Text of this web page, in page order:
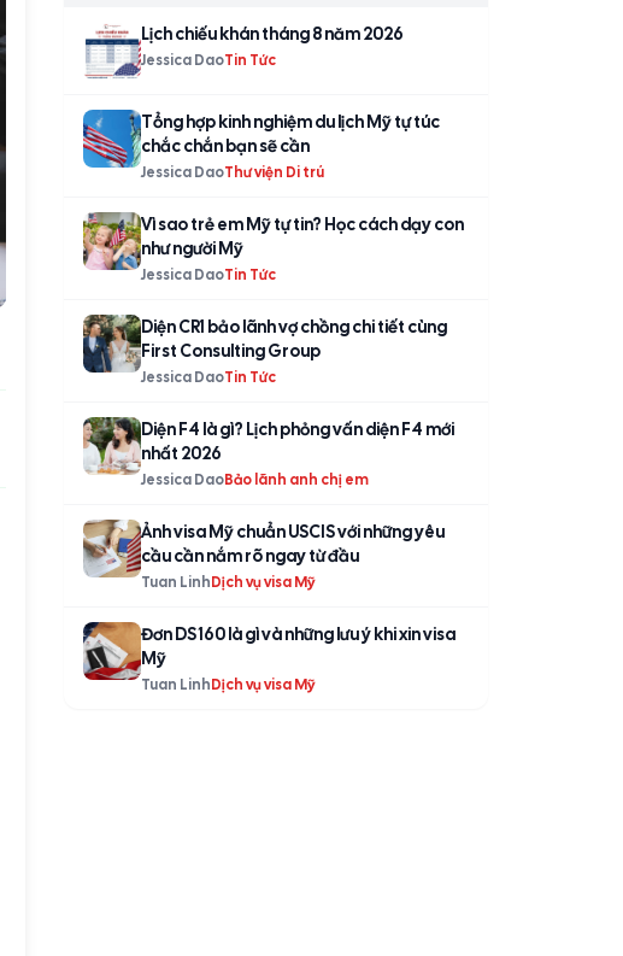
Lịch chiếu khán tháng 8 năm 2026
Jessica DaoTin Tức
Tổng hợp kinh nghiệm du lịch Mỹ tự túc
chắc chắn bạn sẽ cần
Jessica DaoThư viện Di trú
Vì sao trẻ em Mỹ tự tin? Học cách dạy con
như người Mỹ
Jessica DaoTin Tức
Diện CR1 bảo lãnh vợ chồng chi tiết cùng
First Consulting Group
Jessica DaoTin Tức
Diện F4 là gì? Lịch phỏng vấn diện F4 mới
nhất 2026
Jessica DaoBảo lãnh anh chị em
Ảnh visa Mỹ chuẩn USCIS với những yêu
cầu cần nắm rõ ngay từ đầu
Tuan LinhDịch vụ visa Mỹ
Đơn DS 160 là gì và những lưu ý khi xin visa
Mỹ
Tuan LinhDịch vụ visa Mỹ